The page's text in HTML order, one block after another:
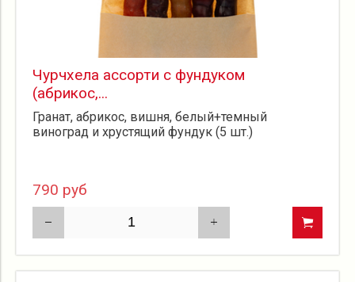
Чурчхела ассорти с фундуком
(абрикос,...
Гранат, абрикос, вишня, белый+темный
виноград и хрустящий фундук (5 шт.)
790 руб